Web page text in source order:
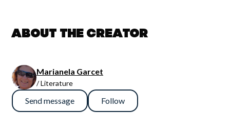
About the creator
Marianela Garcet
/ Literature
Send message Follow